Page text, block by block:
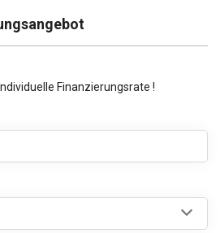
Finanzierungsrate !